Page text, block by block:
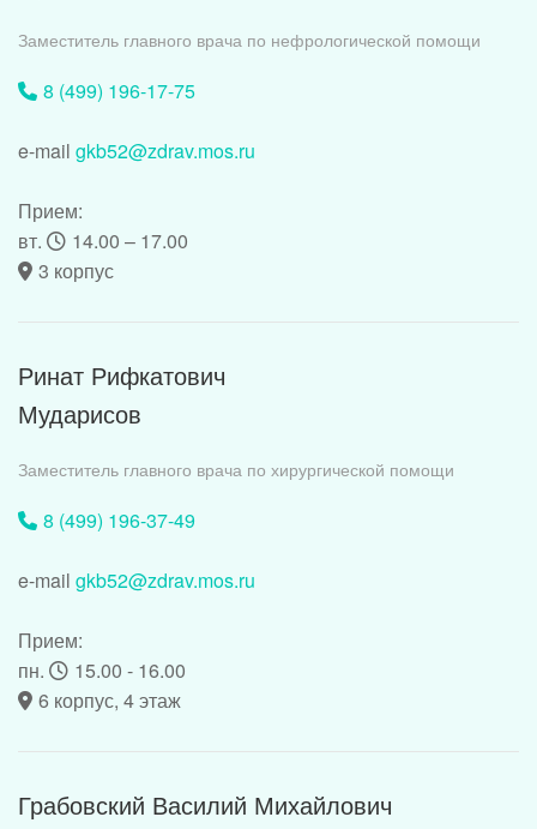
Заместитель главного врача по нефрологической помощи
8 (499) 196-17-75
e-mail gkb52@zdrav.mos.ru
Прием:
вт.
14.00 – 17.00
3 корпус
Ринат Рифкатович
Мударисов
Заместитель главного врача по хирургической помощи
8 (499) 196-37-49
e-mail gkb52@zdrav.mos.ru
Прием:
пн.
15.00 - 16.00
6 корпус, 4 этаж
Грабовский Василий Михайлович